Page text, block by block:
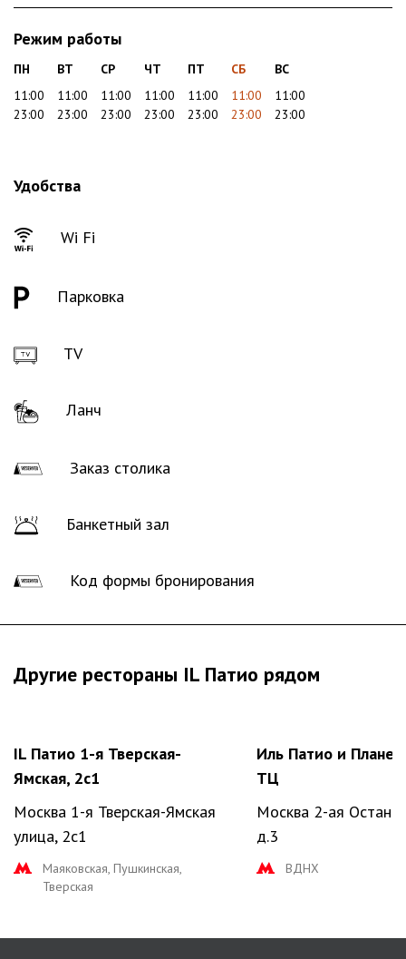
Режим работы
ПН
11:00
23:00
ВТ
11:00
23:00
СР
11:00
23:00
ЧТ
11:00
23:00
ПТ
11:00
23:00
СБ
11:00
23:00
ВС
11:00
23:00
Удобства
Wi Fi
Парковка
TV
Ланч
Заказ столика
Банкетный зал
Код формы бронирования
Другие рестораны IL Патио рядом
IL Патио 1-я Тверская-
Ямская, 2с1
Москва 1-я Тверская-Ямская
улица, 2с1
Маяковская, Пушкинская,
Тверская
Иль Патио и
ТЦ
Москва 2-ая
д.3
ВДНХ